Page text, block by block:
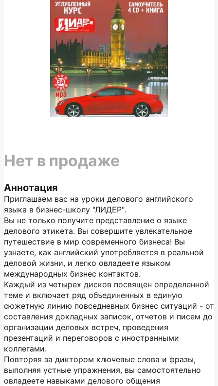
Аннотация
Приглашаем вас на уроки делового английского
языка в бизнес-школу "ЛИДЕР".
Вы не только получите представление о языке
делового этикета. Вы совершите увлекательное
путешествие в мир современного бизнеса! Вы
узнаете, как английский употребляется в реальной
деловой жизни, и легко овладеете языком
международных бизнес контактов.
Каждый из четырех дисков посвящен определенной
теме и включает ряд объединенных в единую
сюжетную линию повседневных бизнес ситуаций - от
составления докладных записок, отчетов и писем до
организации деловых встреч, проведения
презентаций и переговоров с иностранными
коллегами.
Повторяя за диктором ключевые слова и фразы,
выполняя устные упражнения, вы самостоятельно
овладеете навыками делового общения
Нет в продаже